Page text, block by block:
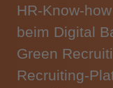
HR-Know-
beim Digital
Green
Recruiting-